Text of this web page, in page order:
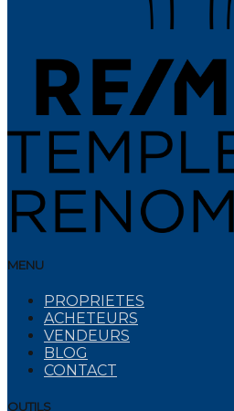
MENU
PROPRIETES
ACHETEURS
VENDEURS
BLOG
CONTACT
OUTILS